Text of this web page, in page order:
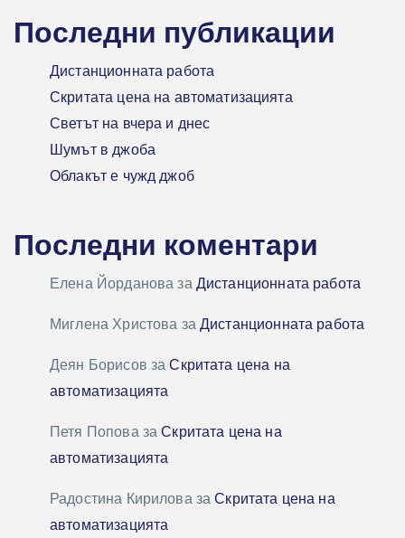
Последни публикации
Дистанционната работа
Скритата цена на автоматизацията
Светът на вчера и днес
Шумът в джоба
Облакът е чужд джоб
Последни коментари
Елена ЙордановазаДистанционната работа
Миглена Христова заДистанционната работа
Деян Борисов заСкритата цена на
автоматизацията
Петя ПоповазаСкритата цена на
автоматизацията
Радостина КириловазаСкритата цена на
автоматизацията